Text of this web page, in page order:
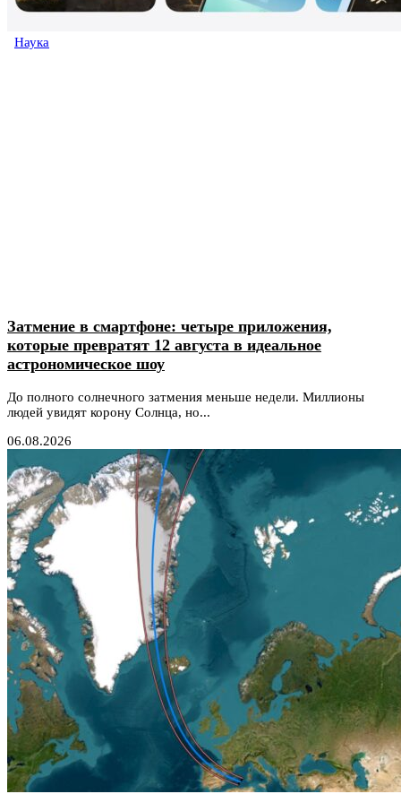
Наука
Затмение в смартфоне: четыре приложения,
которые превратят 12 августа в идеальное
астрономическое шоу
До полного солнечного затмения меньше недели. Миллионы
людей увидят корону Солнца, но...
06.08.2026